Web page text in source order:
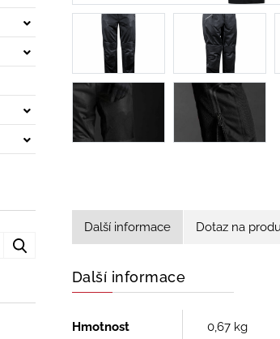
Další informace Dotaz na
Další informace
Hmotnost 0,67 kg